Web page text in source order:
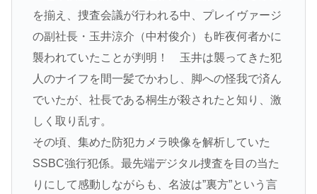
を揃え、捜査会議が行われる中、プレイヴァージ
の副社長・玉井涼介（中村俊介）も昨夜何者かに
襲われていたことが判明！ 玉井は襲ってきた犯
人のナイフを間一髪でかわし、脚への怪我で済ん
でいたが、社長である桐生が殺されたと知り、激
しく取り乱す。
その頃、集めた防犯カメラ映像を解析していた
SSBC強行犯係。最先端デジタル捜査を目の当た
りにして感動しながらも、名波は”裏方”という言